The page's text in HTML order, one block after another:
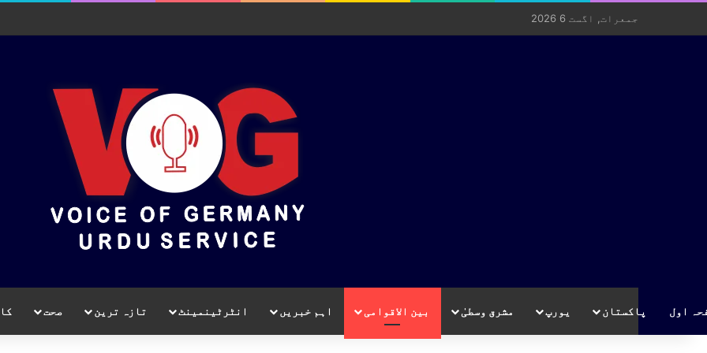
جمعرات, اگست 6 2026
اول پاکستان یورپ مشرق وسطیٰ بین الاقوامی اہم خبریں انٹرٹینمینٹ تازہ ترین صحت